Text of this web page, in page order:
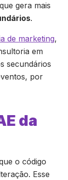
gera mais
.
de marketing,
em
secundários
por
da
o código
Esse